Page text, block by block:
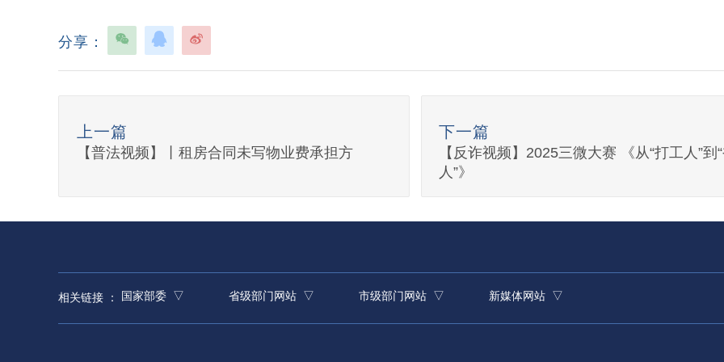
分享：
上一篇
【普法视频】丨租房合同未写物业费承担方
下一篇
【反诈视频】2025三微大赛 《从“打工人”到
人”》
相关链接 ： 国家部委 ▽ 省级部门网站 ▽ 市级部门网站 ▽ 新媒体网站 ▽